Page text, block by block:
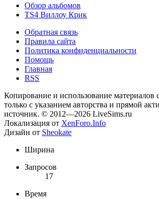
Обзор альбомов
TS4 Виллоу Крик
Обратная связь
Правила сайта
Политика конфиденциальности
Помощь
Главная
RSS
Копирование и использование материалов
только с указанием авторства и прямой
источник. © 2012—2026 LiveSims.ru
Локализация от XenForo.Info
Дизайн от Sheokate
Ширина
Запросов
17
Время